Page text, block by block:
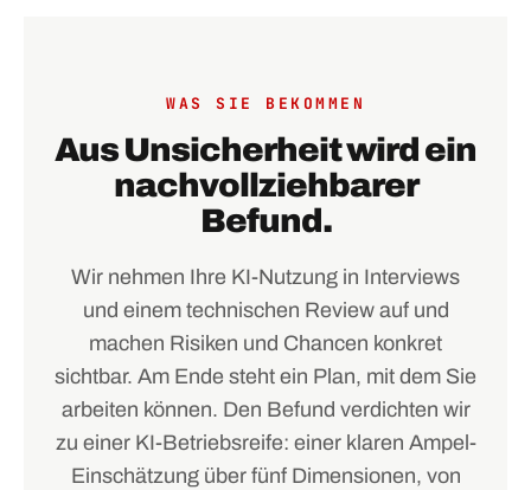
WAS SIE BEKOMMEN
Aus Unsicherheit wird ein
nachvollziehbarer
Befund.
Wir nehmen Ihre KI-Nutzung in Interviews
und einem technischen Review auf und
machen Risiken und Chancen konkret
sichtbar. Am Ende steht ein Plan, mit dem Sie
arbeiten können. Den Befund verdichten wir
zu einer KI-Betriebsreife: einer klaren Ampel-
Einschätzung über fünf Dimensionen, von